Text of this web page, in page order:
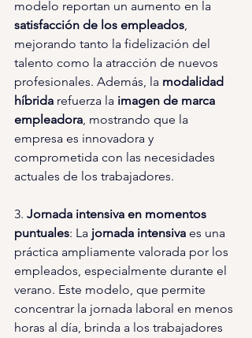
modelo reportan un aumento en la
satisfacción de los empleados,
mejorando tanto la fidelización del
talento como la atracción de nuevos
profesionales. Además, la modalidad
híbrida refuerza la imagen de marca
empleadora, mostrando que la
empresa es innovadora y
comprometida con las necesidades
actuales de los trabajadores.
3. Jornada intensiva en momentos
puntuales: La jornada intensiva es una
práctica ampliamente valorada por los
empleados, especialmente durante el
verano. Este modelo, que permite
concentrar la jornada laboral en menos
horas al día, brinda a los trabajadores